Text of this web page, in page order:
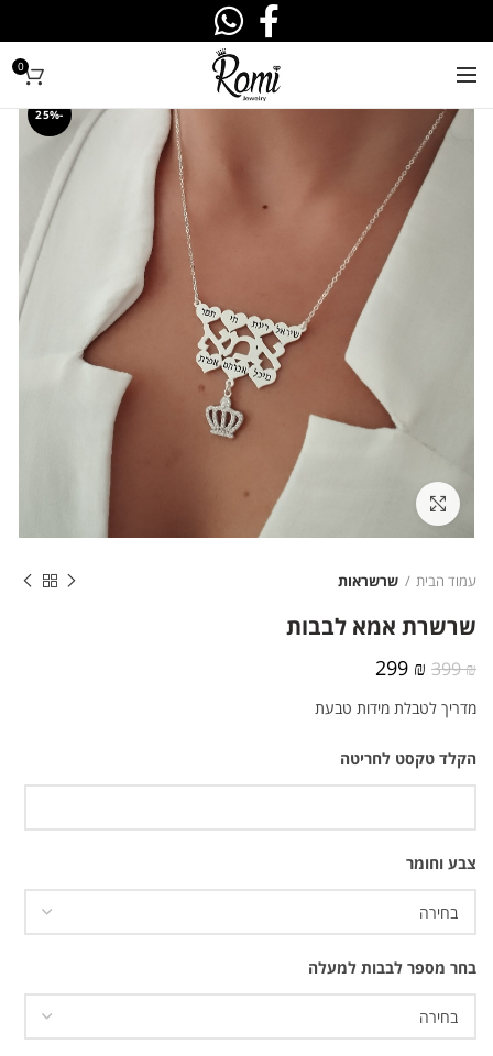
0
-25%
עמוד הבית שרשראות
שרשרת אמא לבבות
399₪
המחיר
היה:
299 ₪
הוא:
מדריך לטבלת מידות טבעת
הקלד טקסט לחריטה
צבע וחומר
בחר מספר לבבות למעלה